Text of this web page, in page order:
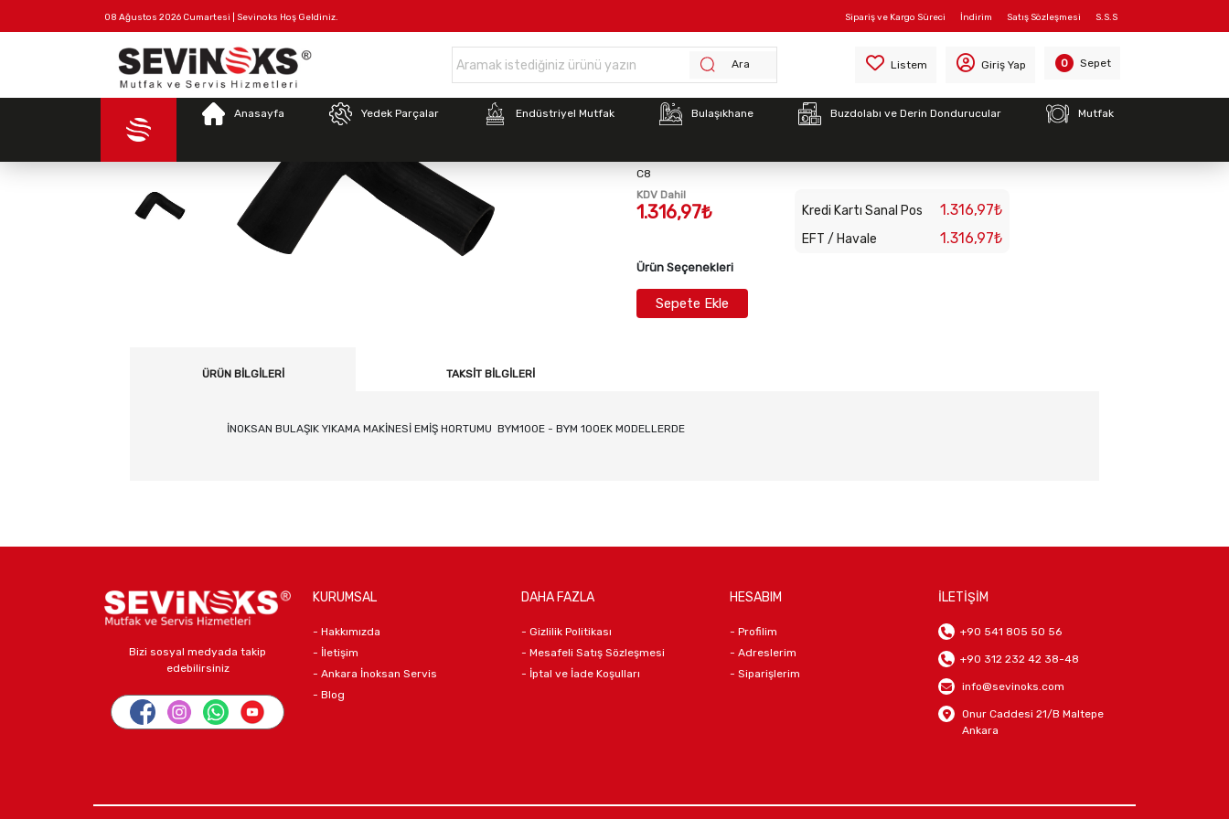
08 Ağustos 2026 Cumartesi | Sevinoks Hoş Geldiniz. S.S.S
Satış Sözleşmesi
İndirim
Sipariş ve Kargo Süreci
Ara Listem Giriş Yap 0 Sepet
Tüm
Hakkımızdaİletişim
Anasayfa
Yedek Parçalar Endüstriyel Mutfak Bulaşıkhane Buzdolabı ve Derin Dondurucular Mutfak
Stok Kodu:2021006105
EMİŞ HORTUMU BYM100EK
C8
KDV Dahil
1.316,97₺ Kredi Kartı Sanal Pos 1.316,97₺
EFT / Havale 1.316,97₺
Ürün Seçenekleri
Sepete Ekle
ÜRÜN BILGILERI TAKSIT BILGILERI
İNOKSAN BULAŞIK YIKAMA MAKİNESİ EMİŞ HORTUMU BYM100E - BYM 100EK MODELLERDE
Bizi sosyal medyada takip
edebilirsiniz
KURUMSAL
- Hakkımızda
- İletişim
- Ankara İnoksan Servis
- Blog
DAHA FAZLA
- Gizlilik Politikası
- Mesafeli Satış Sözleşmesi
- İptal ve İade Koşulları
HESABIM
- Profilim
- Adreslerim
- Siparişlerim
İLETİŞİM
+90 541 805 50 56
+90 312 232 42 38-48
info@sevinoks.com
Onur Caddesi 21/B Maltepe
Ankara